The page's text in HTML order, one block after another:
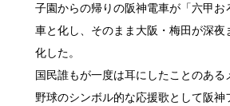
子園からの帰りの阪神電車が「六甲お
車と化し、そのまま大阪・梅田が深夜
化した。
国民誰もが一度は耳にしたことのある
野球のシンボル的な応援歌として阪神